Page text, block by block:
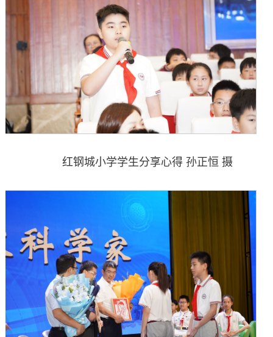
红钢城小学学生分享心得 孙正恒 摄